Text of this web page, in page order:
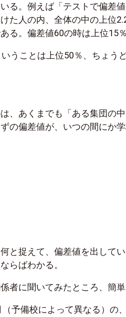
る。例えば「テストで偏差
た人の内、全体の中の上位
る。偏差値60の時は上位15％
うことは上位50％、ちょう
、あくまでも「ある集団の
の偏差値が、いつの間にか
と捉えて、偏差値を出して
らばわかる。
者に聞いてみたところ、簡単
（予備校によって異なる）の